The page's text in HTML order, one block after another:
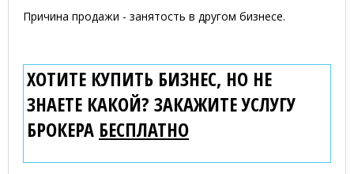
Причина продажи - занятость в другом бизнесе.
ХОТИТЕ КУПИТЬ БИЗНЕС, НО НЕ
ЗНАЕТЕ КАКОЙ? ЗАКАЖИТЕ УСЛУГУ
БРОКЕРА БЕСПЛАТНО